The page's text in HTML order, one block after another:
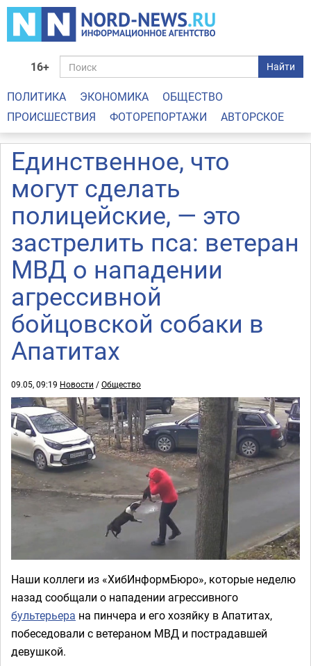
16+ Найти
ПОЛИТИКА ЭКОНОМИКА
ОБЩЕСТВО
ПРОИСШЕСТВИЯ
ФОТОРЕПОРТАЖИ АВТОРСКОЕ
Единственное, что
могут сделать
полицейские, — это
застрелить пса: ветеран
МВД о нападении
агрессивной
бойцовской собаки в
Апатитах
09.05, 09:19 Новости /Общество
Наши коллеги из «ХибИнформБюро», которые неделю
назад сообщали о нападении агрессивного
бультерьера на пинчера и его хозяйку в Апатитах,
побеседовали с ветераном МВД и пострадавшей
девушкой.